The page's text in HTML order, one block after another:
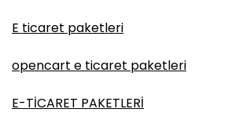
E ticaret paketleri
opencart e ticaret paketleri
E-TİCARET PAKETLERİ